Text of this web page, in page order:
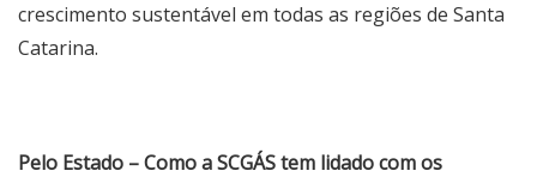
crescimento sustentável em todas as regiões de Santa
Catarina.
Pelo Estado – Como a SCGÁS tem lidado com os